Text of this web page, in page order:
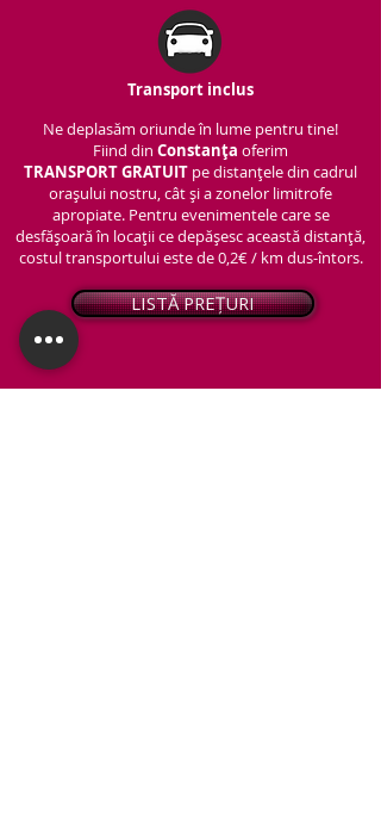
Transport inclus
Ne deplasăm oriunde în lume pentru tine!
Fiind din Constanța oferim
TRANSPORTGRATUIT pe distanțele din cadrul
orașului nostru, cât și a zonelor limitrofe
apropiate. Pentru evenimentele care se
desfășoară în locații ce depășesc această distanță,
costul transportului este de 0,2€ / km dus-întors.
LISTĂ PREȚURI
© 2026 - Snap PhotoBooth